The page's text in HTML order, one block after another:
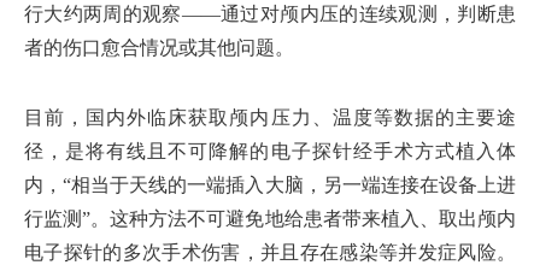
行大约两周的观察——通过对颅内压的连续观测，判断患
者的伤口愈合情况或其他问题。
目前，国内外临床获取颅内压力、温度等数据的主要途
径，是将有线且不可降解的电子探针经手术方式植入体
内，“相当于天线的一端插入大脑，另一端连接在设备上进
行监测”。这种方法不可避免地给患者带来植入、取出颅内
电子探针的多次手术伤害，并且存在感染等并发症风险。